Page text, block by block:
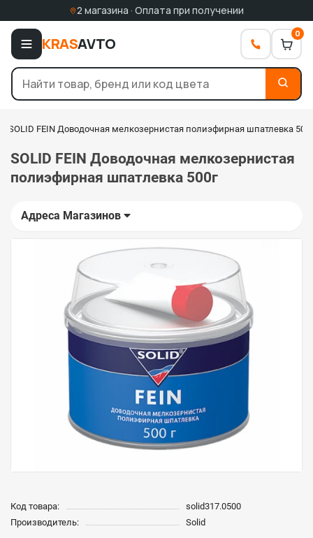
2 магазина · Оплата при получении
KRASAVTO
0
SOLID FEIN Доводочная мелкозернистая полиэфирная шпатлевка 500г
SOLID FEIN Доводочная мелкозернистая
полиэфирная шпатлевка 500г
Адреса Магазинов
Код товара:
solid317.0500
Производитель:
Solid